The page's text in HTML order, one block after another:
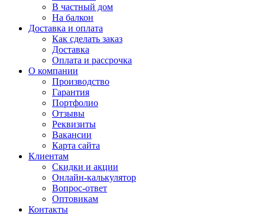
В частный дом
На балкон
Доставка и оплата
Как сделать заказ
Доставка
Оплата и рассрочка
О компании
Производство
Гарантия
Портфолио
Отзывы
Реквизиты
Вакансии
Карта сайта
Клиентам
Скидки и акции
Онлайн-калькулятор
Вопрос-ответ
Оптовикам
Контакты